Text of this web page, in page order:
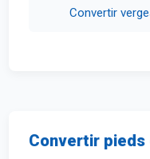
Convertir
Convertir pieds